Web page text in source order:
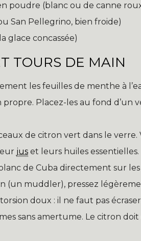
poudre (blanc ou de canne
San Pellegrino, bien froide)
glace concassée)
TOURS DE MAIN
les feuilles de menthe à
Placez-les au fond d’un
de citron vert dans le verre.
jus et leurs huiles essentielles.
de Cuba directement sur
(un muddler), pressez
doux : il ne faut pas
sans amertume. Le citron